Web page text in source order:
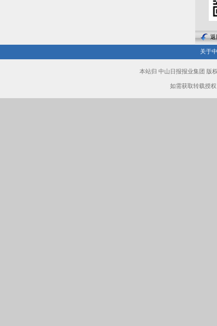
返
关于
本站归 中山日报报业集团 版
如需获取转载授